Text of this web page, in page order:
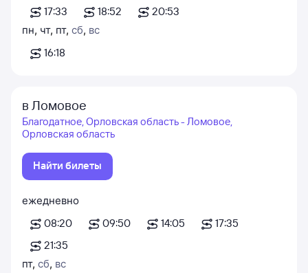
17:33
18:52
20:53
пн, чт, пт, сб, вс
16:18
в Ломовое
Благодатное, Орловская область - Ломовое,
Орловская область
Найти билеты
ежедневно
08:20
09:50 14:05
17:35
21:35
пт, сб, вс